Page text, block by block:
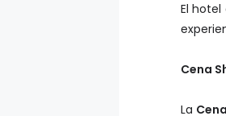
El
Cena
La